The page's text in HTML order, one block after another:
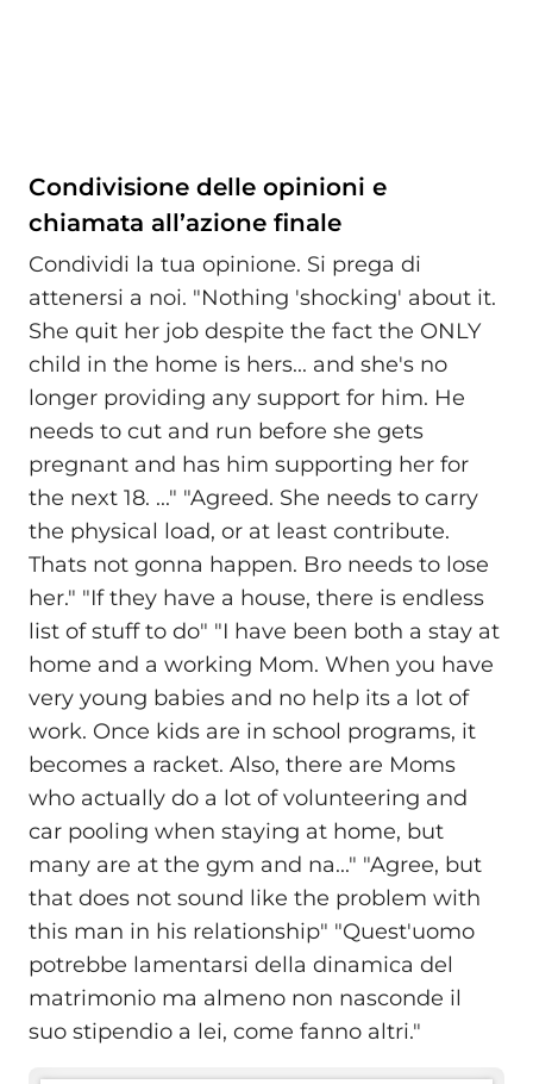
Condivisione delle opinioni e
chiamata all’azione finale
Condividi la tua opinione. Si prega di
attenersi a noi. "Nothing 'shocking' about it.
She quit her job despite the fact the ONLY
child in the home is hers... and she's no
longer providing any support for him. He
needs to cut and run before she gets
pregnant and has him supporting her for
the next 18. ..." "Agreed. She needs to carry
the physical load, or at least contribute.
Thats not gonna happen. Bro needs to lose
her." "If they have a house, there is endless
list of stuff to do" "I have been both a stay at
home and a working Mom. When you have
very young babies and no help its a lot of
work. Once kids are in school programs, it
becomes a racket. Also, there are Moms
who actually do a lot of volunteering and
car pooling when staying at home, but
many are at the gym and na..." "Agree, but
that does not sound like the problem with
this man in his relationship" "Quest'uomo
potrebbe lamentarsi della dinamica del
matrimonio ma almeno non nasconde il
suo stipendio a lei, come fanno altri."